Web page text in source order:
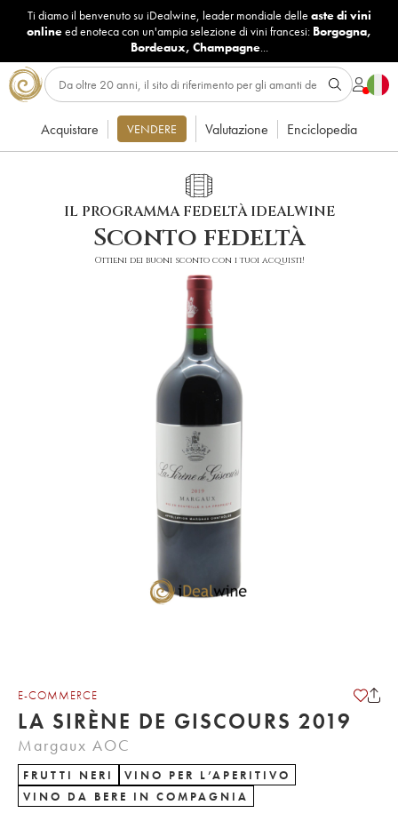
Ti diamo il benvenuto su iDealwine, leader mondiale delle aste di vini
onlineed enoteca con un'ampia selezione di vini francesi: Borgogna,
Bordeaux, Champagne...
Acquistare VENDERE Valutazione Enciclopedia
IL PROGRAMMA FEDELTÀ IDEALWINE
Sconto fedeltà
Ottieni dei buoni sconto con i tuoi acquisti!
E-COMMERCE
LA SIRÈNE DE GISCOURS 2019
Margaux AOC
FRUTTI NERI
VINO PER L’APERITIVO
VINO DA BERE IN COMPAGNIA